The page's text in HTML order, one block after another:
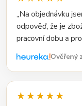
„Na objednávku
odpověď, že je
pracovní dobu a
Ověřený
★★★★★